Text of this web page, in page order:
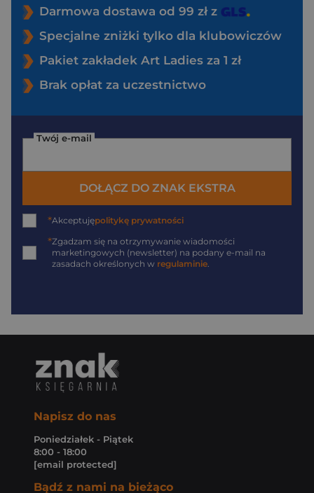
Darmowa dostawa od 99 zł z
Specjalne zniżki tylko dla klubowiczów
Pakiet zakładek Art Ladies za 1 zł
Brak opłat za uczestnictwo
Twój e-mail
DOŁĄCZ DO ZNAK EKSTRA
*Akceptujępolitykę prywatności
*Zgadzam się na otrzymywanie wiadomości
marketingowych (newsletter) na podany e-mail na
zasadach określonych w regulaminie.
Napisz do nas
Poniedziałek - Piątek
8:00 - 18:00
[email protected]
Bądź z nami na bieżąco